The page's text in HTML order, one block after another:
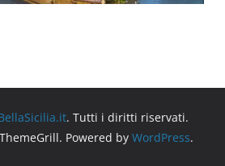
. Tutti i diritti riservati.
Powered by WordPress.